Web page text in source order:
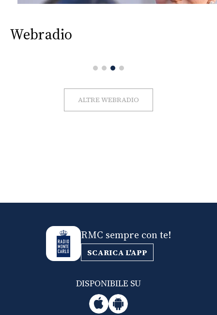
Webradio
ALTRE WEBRADIO
RMC sempre con te!
SCARICA L'APP
DISPONIBILE SU